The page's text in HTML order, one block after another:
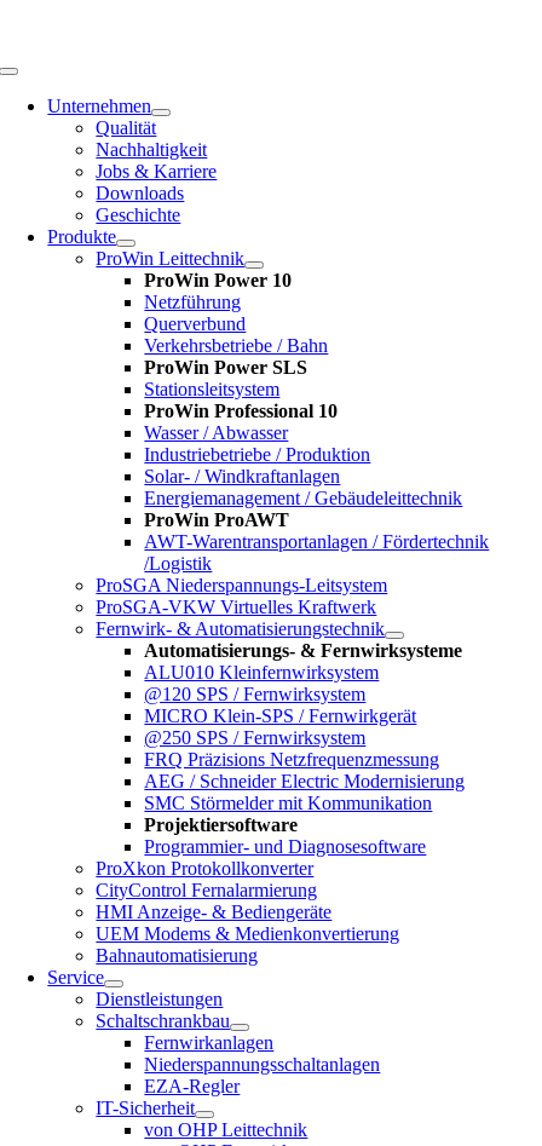
Toggle
NavigationUnternehmen
Qualität
Nachhaltigkeit
Jobs & Karriere
Downloads
Geschichte
Produkte
ProWin Leittechnik
ProWin Power 10
Netzführung
Querverbund
Verkehrsbetriebe / Bahn
ProWin Power SLS
Stationsleitsystem
ProWin Professional 10
Wasser / Abwasser
Industriebetriebe / Produktion
Solar- / Windkraftanlagen
Energiemanagement / Gebäudeleittechnik
ProWin ProAWT
AWT-Warentransportanlagen / Fördertechnik
/Logistik
ProSGA Niederspannungs-Leitsystem
ProSGA-VKW Virtuelles Kraftwerk
Fernwirk- & Automatisierungstechnik
Automatisierungs- & Fernwirksysteme
ALU010 Kleinfernwirksystem
@120 SPS / Fernwirksystem
MICRO Klein-SPS / Fernwirkgerät
@250 SPS / Fernwirksystem
FRQ Präzisions Netzfrequenzmessung
AEG / Schneider Electric Modernisierung
SMC Störmelder mit Kommunikation
Projektiersoftware
Programmier- und Diagnosesoftware
ProXkon Protokollkonverter
CityControl Fernalarmierung
HMI Anzeige- & Bediengeräte
UEM Modems & Medienkonvertierung
Bahnautomatisierung
Service
Dienstleistungen
Schaltschrankbau
Fernwirkanlagen
Niederspannungsschaltanlagen
EZA-Regler
IT-Sicherheit
von OHP Leittechnik